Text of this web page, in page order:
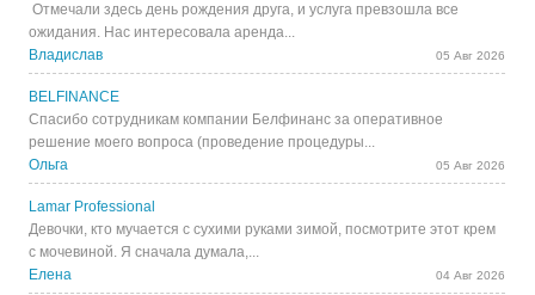
Отмечали здесь день рождения друга, и услуга превзошла все
ожидания. Нас интересовала аренда...
Владислав
05 Авг 2026
BELFINANCE
Спасибо сотрудникам компании Белфинанс за оперативное
решение моего вопроса (проведение процедуры...
Ольга
05 Авг 2026
Lamar Professional
Девочки, кто мучается с сухими руками зимой, посмотрите этот крем
с мочевиной. Я сначала думала,...
Елена
04 Авг 2026